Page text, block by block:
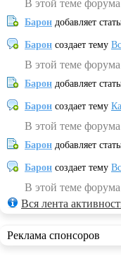
В этой теме
Барон добавляет
Барон создает тему
В этой теме
Барон добавляет
Барон создает тему
В этой теме
Барон добавляет
Барон создает тему
В этой теме
Вся лента
Реклама спонсоров